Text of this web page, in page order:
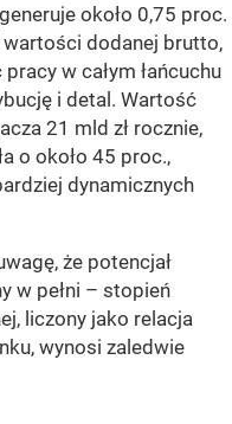
około 0,75 proc.
wartości dodanej brutto,
w całym łańcuchu
i detal. Wartość
21 mld zł rocznie,
o około 45 proc.,
dynamicznych
że potencjał
w pełni – stopień
liczony jako relacja
wynosi zaledwie